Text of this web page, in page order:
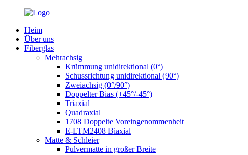
Heim
Über uns
Fiberglas
Mehrachsig
Krümmung unidirektional (0°)
Schussrichtung unidirektional (90°)
Zweiachsig (0°/90°)
Doppelter Bias (+45°/-45°)
Triaxial
Quadraxial
1708 Doppelte Voreingenommenheit
E-LTM2408 Biaxial
Matte & Schleier
Pulvermatte in großer Breite